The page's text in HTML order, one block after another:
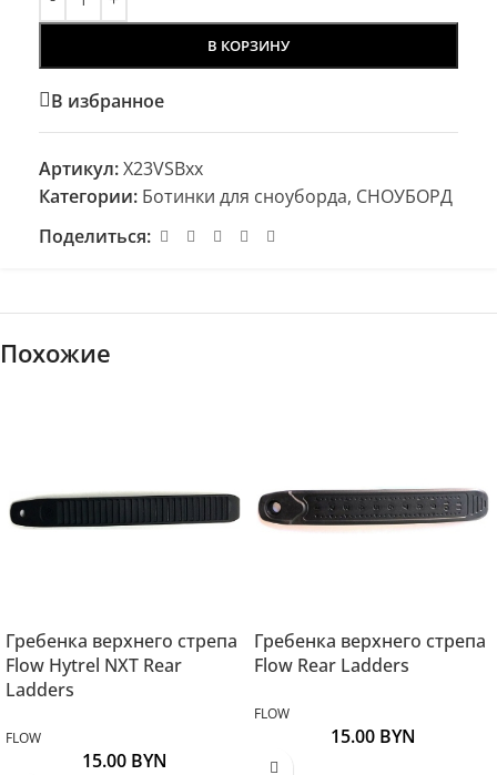
В КОРЗИНУ
В избранное
Артикул:X23VSBxx
Категории: Ботинки для сноуборда, СНОУБОРД
Поделиться:
Похожие
Гребенка верхнего стрепа
Flow Hytrel NXT Rear
Ladders
FLOW
15.00 BYN
Гребенка верхнего стрепа
Flow Rear Ladders
FLOW
15.00 BYN